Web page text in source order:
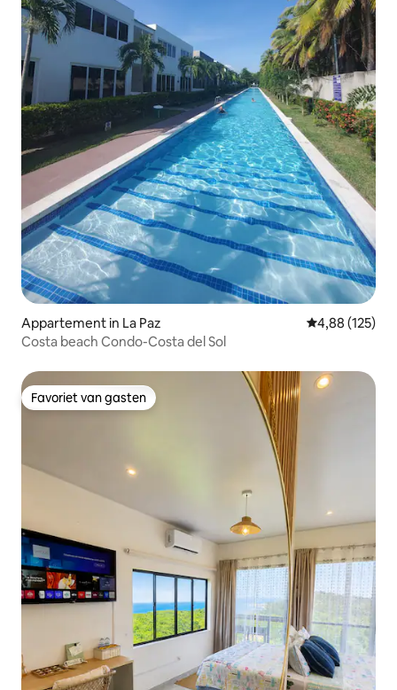
Appartement in La Paz Gemiddelde
4,88 (125)
Costa beach Condo-Costa del Sol
Favoriet van gasten
Favoriet van gasten